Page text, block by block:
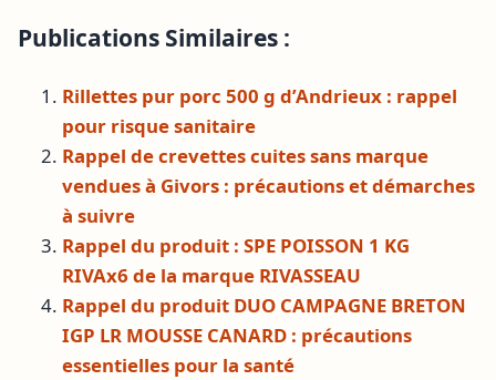
Publications Similaires :
Rillettes pur porc 500 g d’Andrieux : rappel
pour risque sanitaire
Rappel de crevettes cuites sans marque
vendues à Givors : précautions et démarches
à suivre
Rappel du produit : SPE POISSON 1 KG
RIVAx6 de la marque RIVASSEAU
Rappel du produit DUO CAMPAGNE BRETON
IGP LR MOUSSE CANARD : précautions
essentielles pour la santé